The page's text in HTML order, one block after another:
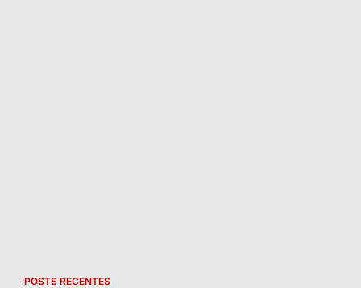
POSTS RECENTES